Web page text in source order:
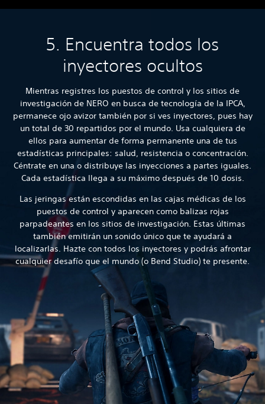
5. Encuentra todos los
inyectores ocultos
Mientras registres los puestos de control y los sitios de
investigación de NERO en busca de tecnología de la IPCA,
permanece ojo avizor también por si ves inyectores, pues hay
un total de 30 repartidos por el mundo. Usa cualquiera de
ellos para aumentar de forma permanente una de tus
estadísticas principales: salud, resistencia o concentración.
Céntrate en una o distribuye las inyecciones a partes iguales.
Cada estadística llega a su máximo después de 10 dosis.
Las jeringas están escondidas en las cajas médicas de los
puestos de control y aparecen como balizas rojas
parpadeantes en los sitios de investigación. Estas últimas
también emitirán un sonido único que te ayudará a
localizarlas. Hazte con todos los inyectores y podrás afrontar
cualquier desafío que el mundo (o Bend Studio) te presente.